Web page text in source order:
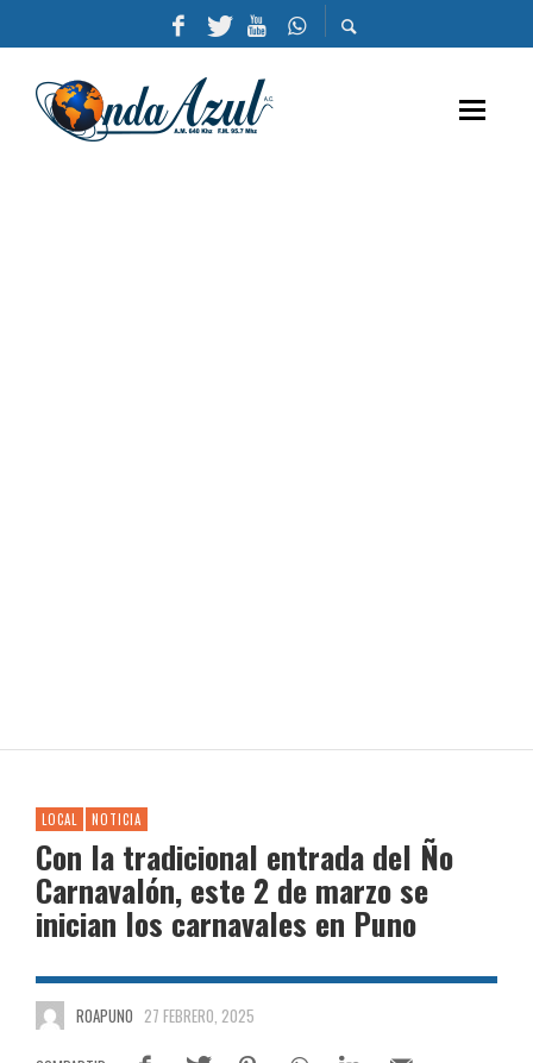
LOCAL NOTICIA
Con la tradicional entrada del Ño
Carnavalón, este 2 de marzo se
inician los carnavales en Puno
ROAPUNO 27 FEBRERO, 2025